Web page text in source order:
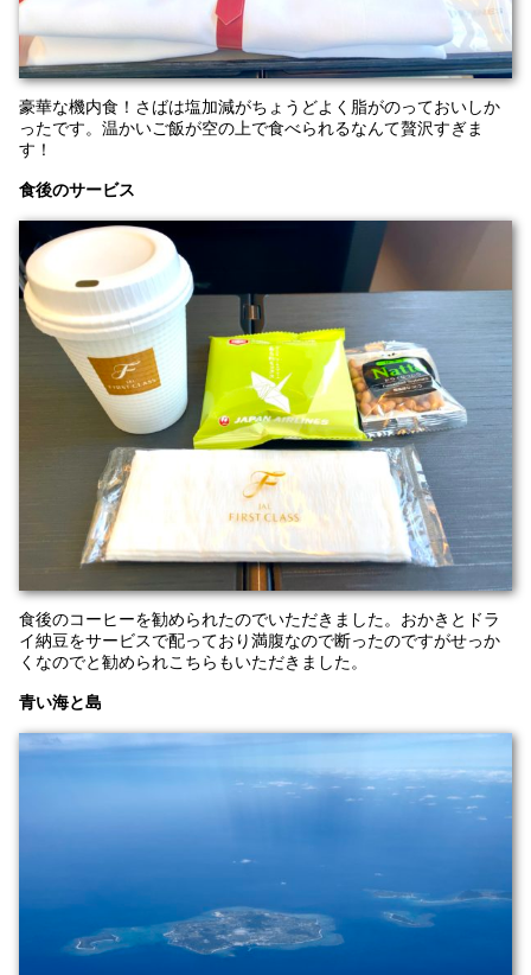
豪華な機内食！さばは塩加減がちょうどよく脂がのっておいしか
ったです。温かいご飯が空の上で食べられるなんて贅沢すぎま
す！
食後のサービス
食後のコーヒーを勧められたのでいただきました。おかきとドラ
イ納豆をサービスで配っており満腹なので断ったのですがせっか
くなのでと勧められこちらもいただきました。
青い海と島